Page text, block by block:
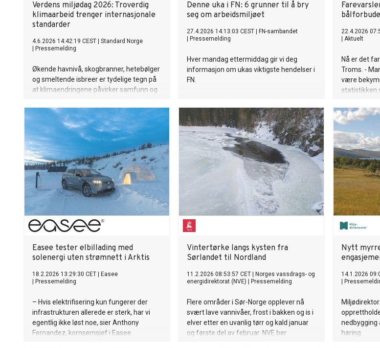
Verdens miljødag 2026: Troverdig
klimaarbeid trenger internasjonale
standarder
4.6.2026 14:42:19 CEST
Standard Norge
Pressemelding
Økende havnivå, skogbranner, hetebølger
og smeltende isbreer er tydelige tegn på
at klimaendringene påvirker samfunn og
5. juni er en påminnelse om at
klimautfordringene ikke kan løses uten
koordinert innsats på tvers av sektorer,
bransjer og landegrenser.
Denne uka i FN: 6 grunner til å bry
seg om arbeidsmiljøet
27.4.2026 14:13:03 CEST
FN-sambandet
Pressemelding
Hver mandag ettermiddag gir vi deg
informasjon om ukas viktigste hendelser i
FN.
22.4.2026
Aktuelt
Nå er det
Troms. -
være
statistikken
Easee tester elbillading med
solenergi uten strømnett i Arktis
18.2.2026 13:29:30 CET
Easee
Pressemelding
– Hvis elektrifisering kun fungerer der
infrastrukturen allerede er sterk, har vi
egentlig ikke løst noe, sier Anthony
Fernandez, kornsernsjef i Easee.
Vintertørke langs kysten fra
Sørlandet til Nordland
11.2.2026 08:53:57 CET
Norges vassdrags- og
energidirektorat (NVE)
Pressemelding
Flere områder i Sør-Norge opplever nå
svært lave vannivåer, frost i bakken og is i
elver etter en uvanlig tørr og kald januar
og første del av februar. NVE ber
Nytt
14.1.2026
nedbygging
høring.